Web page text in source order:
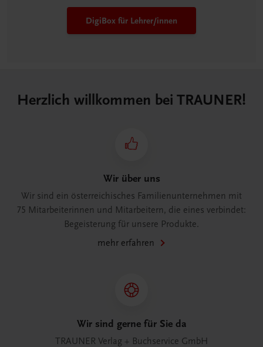
DigiBox für Lehrer/innen
Herzlich willkommen bei TRAUNER!
Wir über uns
Wir sind ein österreichisches Familienunternehmen mit
75 Mitarbeiterinnen und Mitarbeitern, die eines verbindet:
Begeisterung für unsere Produkte.
mehr erfahren
Wir sind gerne für Sie da
TRAUNER Verlag + Buchservice GmbH